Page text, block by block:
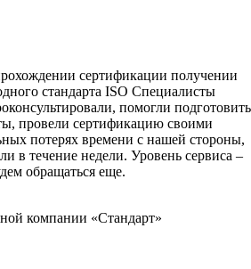
сертификации получении
стандарта ISO Специалисты
помогли подготовить
провели сертификацию своими
потерях времени с нашей стороны,
в течение недели. Уровень сервиса –
обращаться еще.
компании «Стандарт»